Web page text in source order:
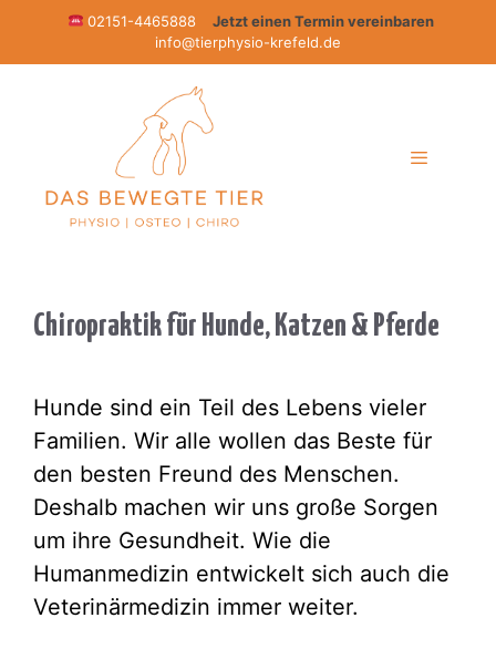
02151-4465888
Jetzt einen Termin vereinbaren
info@tierphysio-krefeld.de
Chiropraktik für Hunde, Katzen & Pferde
Hunde sind ein Teil des Lebens vieler
Familien. Wir alle wollen das Beste für
den besten Freund des Menschen.
Deshalb machen wir uns große Sorgen
um ihre Gesundheit. Wie die
Humanmedizin entwickelt sich auch die
Veterinärmedizin immer weiter.